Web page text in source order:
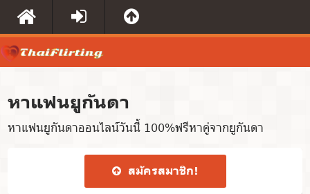
หาแฟนยูกันดา
หาแฟนยูกันดาออนไลน์วันนี้ 100%ฟรีหาคู่จากยูกันดา
สมัคร​สมาชิก​!